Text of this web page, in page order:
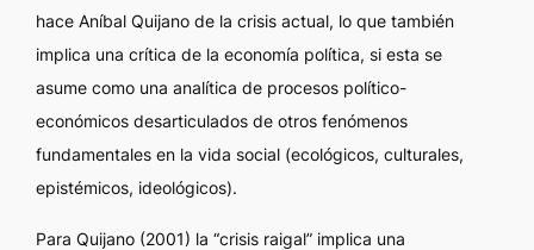
hace Aníbal Quijano de la crisis actual, lo que también
implica una crítica de la economía política, si esta se
asume como una analítica de procesos político-
económicos desarticulados de otros fenómenos
fundamentales en la vida social (ecológicos, culturales,
epistémicos, ideológicos).
Para Quijano (2001) la “crisis raigal” implica una